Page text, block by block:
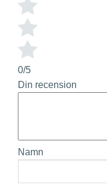
0/5
Din recension
Namn